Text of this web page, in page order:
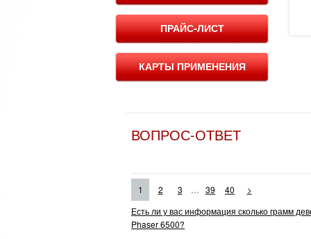
ПРАЙС-ЛИСТ
КАРТЫ ПРИМЕНЕНИЯ
ВОПРОС-ОТВЕТ
1 2 3 ... 39 40
>
Есть ли у вас информация сколько грамм
Phaser 6500?